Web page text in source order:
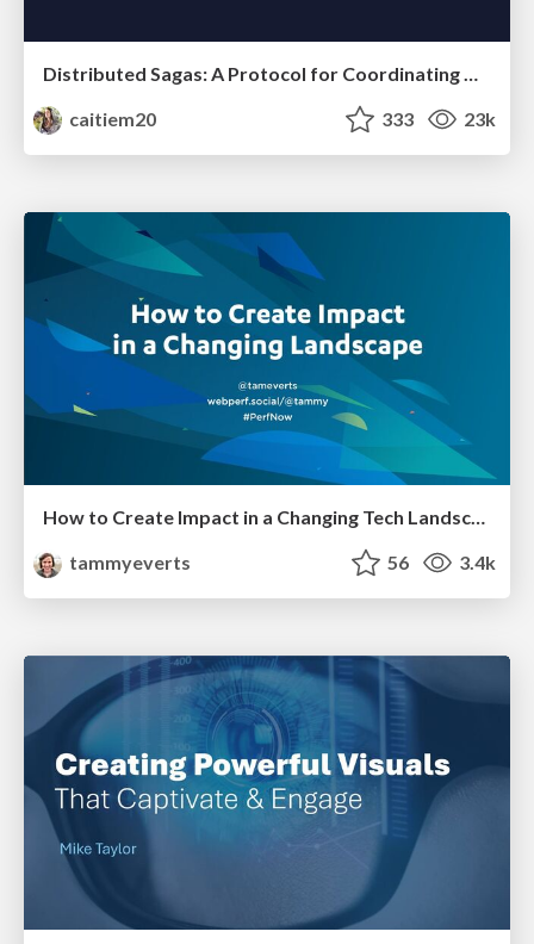
Distributed Sagas: A Protocol for Coordinating Microservices
caitiem20
333 23k
How to Create Impact in a Changing Tech Landscape [PerfNow 2023]
tammyeverts
56 3.4k